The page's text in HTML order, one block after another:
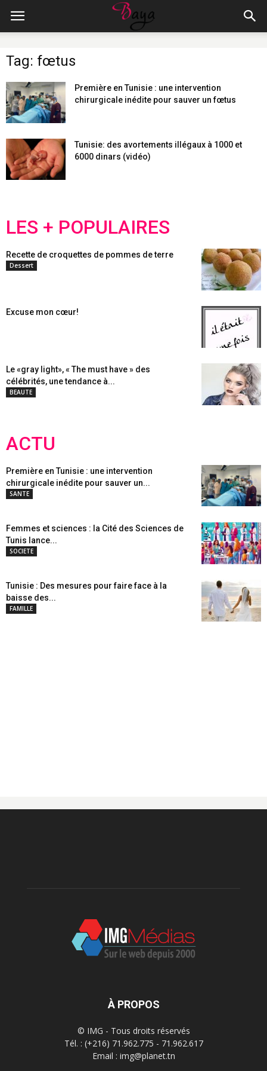
Tag: fœtus
Première en Tunisie : une intervention
chirurgicale inédite pour sauver un fœtus
Tunisie: des avortements illégaux à 1000 et
6000 dinars (vidéo)
LES + POPULAIRES
Recette de croquettes de pommes de terre
Dessert
Excuse mon cœur!
Le «gray light», « The must have » des
célébrités, une tendance à...
BEAUTE
ACTU
Première en Tunisie : une intervention
chirurgicale inédite pour sauver un...
SANTE
Femmes et sciences : la Cité des Sciences de
Tunis lance...
SOCIETE
Tunisie : Des mesures pour faire face à la
baisse des...
FAMILLE
À PROPOS
© IMG - Tous droits réservés
Tél. : (+216) 71.962.775 - 71.962.617
Email : img@planet.tn